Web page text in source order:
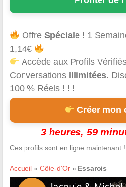
OffreSpéciale ! 1
1,14€
Accède aux Profils
Conversations Illimitées.
100 % Réels ! ! !
Créer mon
3 heures, 59
Ces profils sont en ligne maintenant !
Accueil» Côte-d'Or» Essarois